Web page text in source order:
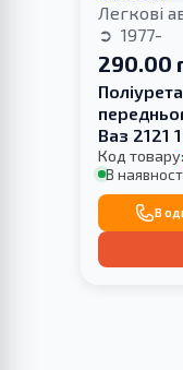
Легкові
1977-
290.00
Ваз 2121
Код товару:
В
В